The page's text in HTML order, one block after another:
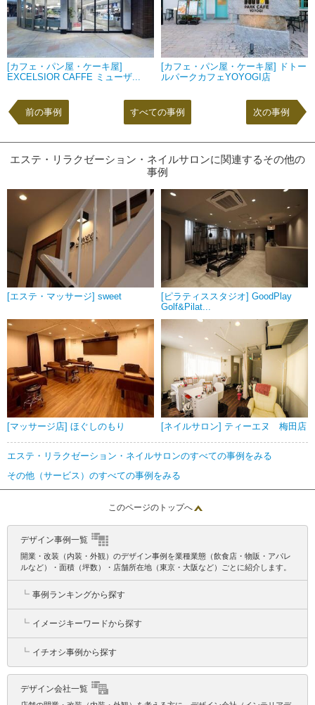
[カフェ・パン屋・ケーキ屋]
EXCELSIOR CAFFE ミューザ...
[カフェ・パン屋・ケーキ屋] ドトー
ルパークカフェYOYOGI店
前の事例 次の事例
すべての事例
エステ・リラクゼーション・ネイルサロンに関連するその他の
事例
[エステ・マッサージ] sweet
[ピラティススタジオ] GoodPlay
Golf&Pilat...
[マッサージ店] ほぐしのもり [ネイルサロン] ティーエヌ 梅田店
エステ・リラクゼーション・ネイルサロンのすべての事例をみる
その他（サービス）のすべての事例をみる
このページのトップへ
デザイン事例一覧
開業・改装（内装・外観）のデザイン事例を業種業態（飲食店・物販・アパレ
ルなど）・面積（坪数）・店舗所在地（東京・大阪など）ごとに紹介します。
┗ 事例ランキングから探す
┗ イメージキーワードから探す
┗ イチオシ事例から探す
デザイン会社一覧